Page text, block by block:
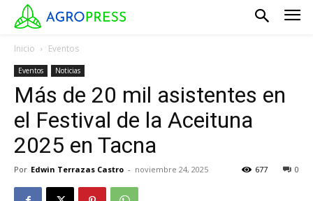
Inicio Eventos
Eventos Noticias
Más de 20 mil asistentes en
el Festival de la Aceituna
2025 en Tacna
Por Edwin Terrazas Castro - noviembre 24, 2025 0
677